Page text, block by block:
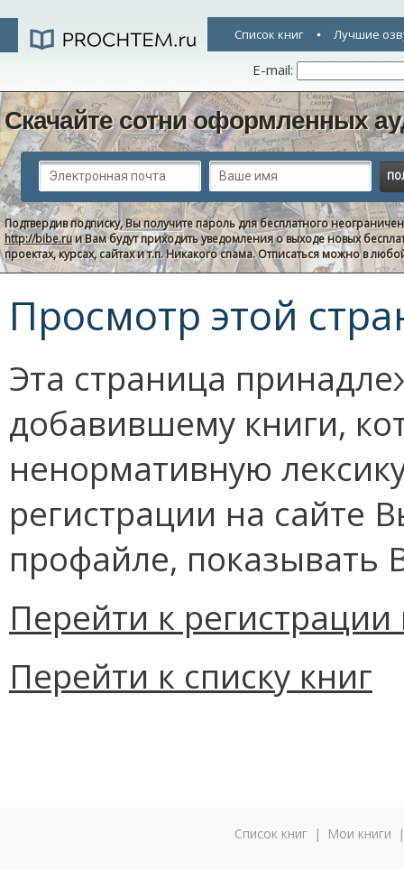
Список книг Лучшие
E-mail:
Скачайте сотни оформленных
Подтвердив подписку, Вы получите пароль для бесплатного
http://bibe.ruи Вам будут приходить уведомления о выходе новых
проектах, курсах, сайтах и т.п. Никакого спама. Отписаться можно в
Просмотр этой
Эта страница
добавившему книги,
ненормативную
регистрации на сайте
профайле, показывать
Перейти к регистрации
Перейти к списку книг
Список книг | Мои книги |